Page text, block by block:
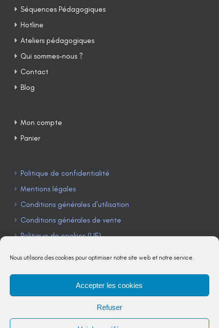
Nous utilisons des cookies pour optimiser notre site web et notre service.
Accepter les cookies
Refuser
Séquences Pédagogiques
Hotline
Ateliers pédagogiques
Qui sommes-nous ?
Contact
Blog
Mon compte
Panier
Politique de confidentialité
Mentions légales
Conditions générales d’utilisation
Conditions générales de vente
Politique de cookies (UE)
TÉLÉPHONE : 04 90 85 22 98